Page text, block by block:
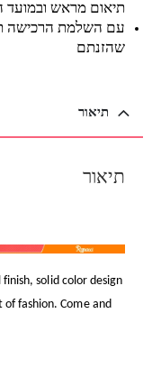
תיאום מראש ובמועד
עם השלמת הרכישה
שהזנתם
תיאור
תיאור
solid color design
fashion. Come and